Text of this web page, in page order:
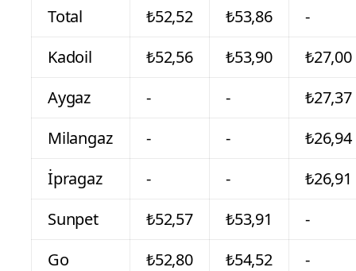
Total
₺52,52 ₺53,86
-
Kadoil
₺52,56 ₺53,90
₺27,00
Aygaz
- -
₺27,37
Milangaz
- -
₺26,94
İpragaz
- -
₺26,91
Sunpet
₺52,57 ₺53,91
-
Go
₺52,80 ₺54,52
-